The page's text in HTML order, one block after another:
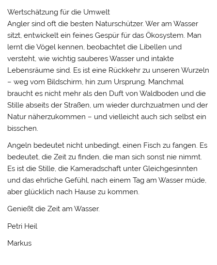
Wertschätzung für die Umwelt
Angler sind oft die besten Naturschützer. Wer am Wasser
sitzt, entwickelt ein feines Gespür für das Ökosystem. Man
lernt die Vögel kennen, beobachtet die Libellen und
versteht, wie wichtig sauberes Wasser und intakte
Lebensräume sind. Es ist eine Rückkehr zu unseren Wurzeln
– weg vom Bildschirm, hin zum Ursprung. Manchmal
braucht es nicht mehr als den Duft von Waldboden und die
Stille abseits der Straßen, um wieder durchzuatmen und der
Natur näherzukommen – und vielleicht auch sich selbst ein
bisschen.
Angeln bedeutet nicht unbedingt, einen Fisch zu fangen. Es
bedeutet, die Zeit zu finden, die man sich sonst nie nimmt.
Es ist die Stille, die Kameradschaft unter Gleichgesinnten
und das ehrliche Gefühl, nach einem Tag am Wasser müde,
aber glücklich nach Hause zu kommen.
Genießt die Zeit am Wasser.
Petri Heil
Markus